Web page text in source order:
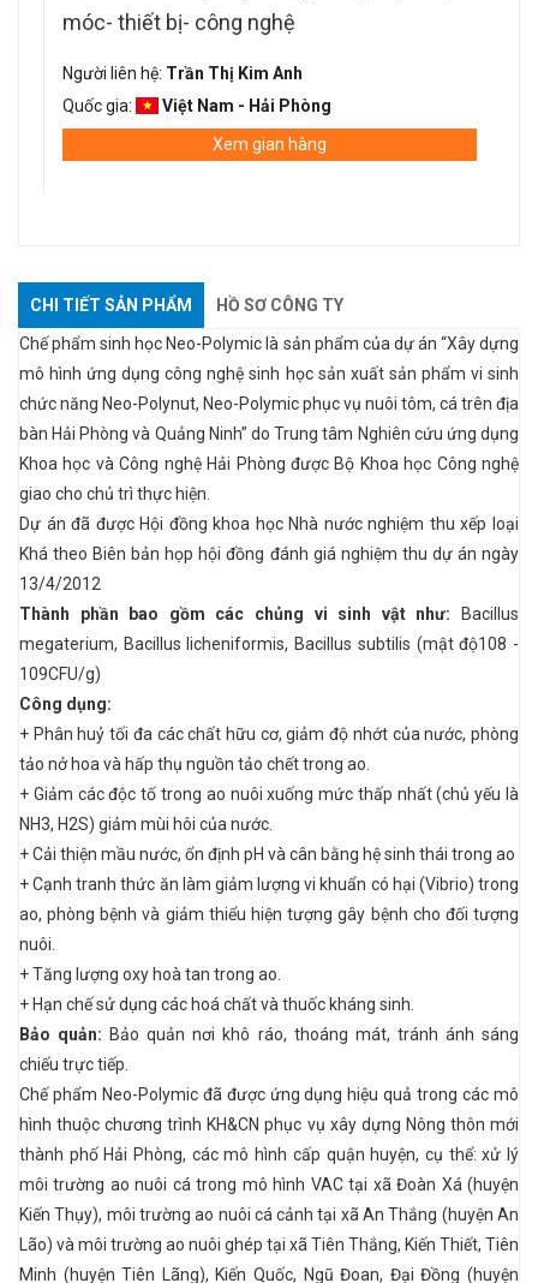
móc- thiết bị- công nghệ
Người liên hệ: Trần Thị Kim Anh
Quốc gia:
Việt Nam - Hải Phòng
Xem gian hàng
CHI TIẾT SẢN PHẨM
HỒ SƠ CÔNG TY
Chế phẩm sinh học Neo-Polymic là sản phẩm của dự án “Xây dựng
mô hình ứng dụng công nghệ sinh học sản xuất sản phẩm vi sinh
chức năng Neo-Polynut, Neo-Polymic phục vụ nuôi tôm, cá trên địa
bàn Hải Phòng và Quảng Ninh” do Trung tâm Nghiên cứu ứng dụng
Khoa học và Công nghệ Hải Phòng được Bộ Khoa học Công nghệ
giao cho chủ trì thực hiện.
Dự án đã được Hội đồng khoa học Nhà nước nghiệm thu xếp loại
Khá theo Biên bản họp hội đồng đánh giá nghiệm thu dự án ngày
13/4/2012
Thành phần bao gồm các chủng vi sinh vật như: Bacillus
megaterium, Bacillus licheniformis, Bacillus subtilis (mật độ108 -
109CFU/g)
Công dụng:
+ Phân huỷ tối đa các chất hữu cơ, giảm độ nhớt của nước, phòng
tảo nở hoa và hấp thụ nguồn tảo chết trong ao.
+ Giảm các độc tố trong ao nuôi xuống mức thấp nhất (chủ yếu là
NH3, H2S) giảm mùi hôi của nước.
+ Cải thiện mầu nước, ổn định pH và cân bằng hệ sinh thái trong ao
+ Cạnh tranh thức ăn làm giảm lượng vi khuẩn có hại (Vibrio) trong
ao, phòng bệnh và giảm thiểu hiện tượng gây bệnh cho đối tượng
nuôi.
+ Tăng lượng oxy hoà tan trong ao.
+ Hạn chế sử dụng các hoá chất và thuốc kháng sinh.
Bảo quản: Bảo quản nơi khô ráo, thoáng mát, tránh ánh sáng
chiếu trực tiếp.
Chế phẩm Neo-Polymic đã được ứng dụng hiệu quả trong các mô
hình thuộc chương trình KH&CN phục vụ xây dựng Nông thôn mới
thành phố Hải Phòng, các mô hình cấp quận huyện, cụ thể: xử lý
môi trường ao nuôi cá trong mô hình VAC tại xã Đoàn Xá (huyện
Kiến Thụy), môi trường ao nuôi cá cảnh tại xã An Thắng (huyện An
Lão) và môi trường ao nuôi ghép tại xã Tiên Thắng, Kiến Thiết, Tiên
Minh (huyện Tiên Lãng), Kiến Quốc, Ngũ Đoan, Đại Đồng (huyện